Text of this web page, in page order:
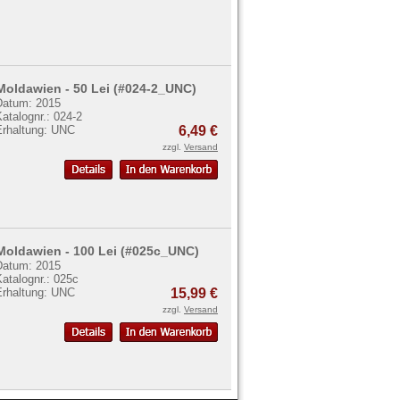
- 50 Lei (#024-2_UNC)
2015
024-2
UNC
6,49 €
zzgl. Versand
- 100 Lei (#025c_UNC)
2015
025c
UNC
15,99 €
zzgl. Versand